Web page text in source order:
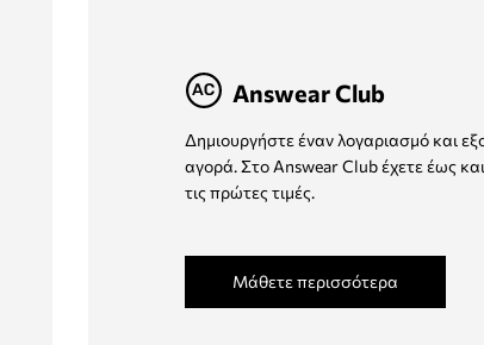
Answear Club
Δημιουργήστε έναν λογαριασμό και
αγορά. Στο Answear Club έχετε έως και
τις πρώτες τιμές.
Μάθετε περισσότερα